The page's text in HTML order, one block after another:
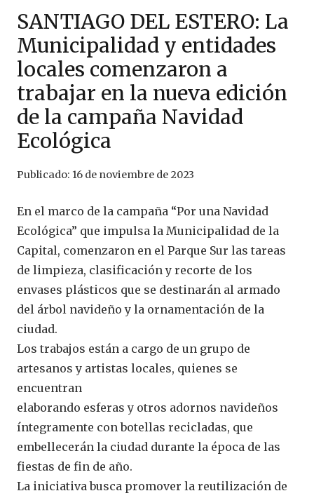
SANTIAGO DEL ESTERO: La
Municipalidad y entidades
locales comenzaron a
trabajar en la nueva edición
de la campaña Navidad
Ecológica
Publicado: 16 de noviembre de 2023
En el marco de la campaña “Por una Navidad
Ecológica” que impulsa la Municipalidad de la
Capital, comenzaron en el Parque Sur las tareas
de limpieza, clasificación y recorte de los
envases plásticos que se destinarán al armado
del árbol navideño y la ornamentación de la
ciudad.
Los trabajos están a cargo de un grupo de
artesanos y artistas locales, quienes se
encuentran
elaborando esferas y otros adornos navideños
íntegramente con botellas recicladas, que
embellecerán la ciudad durante la época de las
fiestas de fin de año.
La iniciativa busca promover la reutilización de